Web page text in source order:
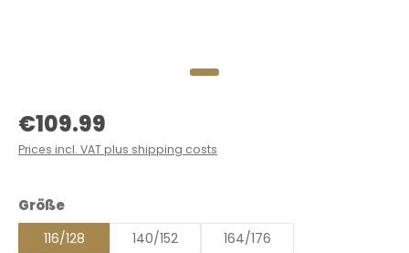
Regular price:
€109.99
Prices incl. VAT plus shipping costs
Select
Größe
116/128 140/152 164/176